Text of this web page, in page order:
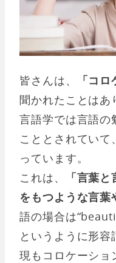
皆さんは、 「コ
聞かれたことはあ
言語学では言語の
こととされていて
っています。
これは、
「言葉
をもつような言葉
語の場合は
というように形
現もコロケーショ